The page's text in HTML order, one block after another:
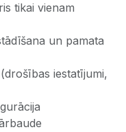
tikai vienam
un pamata
iestatījumi,